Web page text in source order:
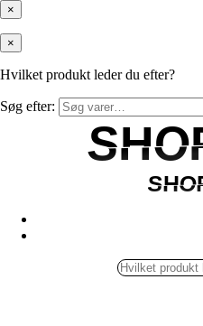
×
×
Hvilket produkt leder du efter?
Søg efter: